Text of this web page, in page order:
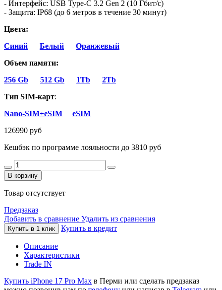
- Интерфейс: USB Type-C 3.2 Gen 2 (10 Гбит/с)
- Защита: IP68 (до 6 метров в течение 30 минут)
Цвета:
Синий
Белый
Оранжевый
Объем памяти:
256 Gb
512 Gb 1Tb
2Tb
Тип SIM-карт:
Nano-SIM+eSIM
eSIM
126990 руб
Кешбэк по программе лояльности до 3810 руб
В корзину
Товар отсутствует
Предзаказ
Добавить в сравнение Удалить из сравнения
Купить в 1 клик Купить в кредит
Описание
Характеристики
Trade IN
Купить iPhone 17 Pro Max в Перми или сделать предзаказ